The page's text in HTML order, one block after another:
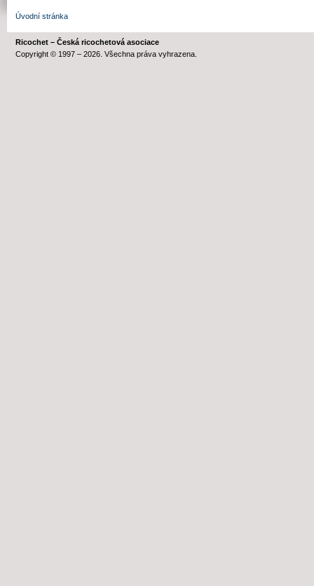
Úvodní stránka
Ricochet – Česká ricochetová asociace
Copyright © 1997 – 2026. Všechna práva vyhrazena.